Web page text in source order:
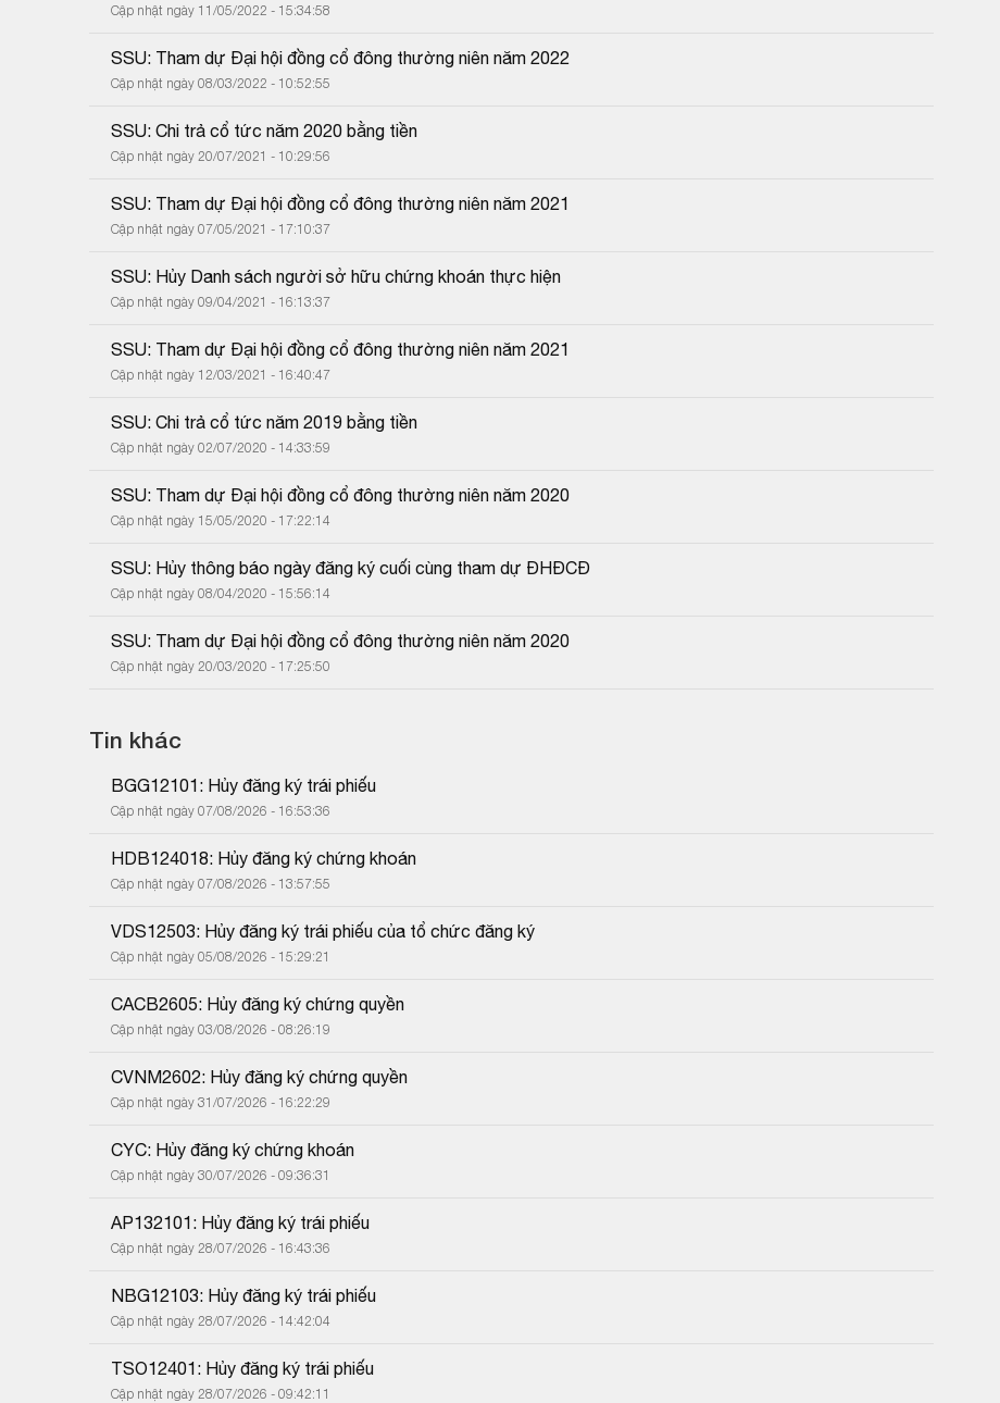
Cập nhật ngày 11/05/2022 - 15:34:58
SSU: Tham dự Đại hội đồng cổ đông thường niên năm 2022
Cập nhật ngày 08/03/2022 - 10:52:55
SSU: Chi trả cổ tức năm 2020 bằng tiền
Cập nhật ngày 20/07/2021 - 10:29:56
SSU: Tham dự Đại hội đồng cổ đông thường niên năm 2021
Cập nhật ngày 07/05/2021 - 17:10:37
SSU: Hủy Danh sách người sở hữu chứng khoán thực hiện
Cập nhật ngày 09/04/2021 - 16:13:37
SSU: Tham dự Đại hội đồng cổ đông thường niên năm 2021
Cập nhật ngày 12/03/2021 - 16:40:47
SSU: Chi trả cổ tức năm 2019 bằng tiền
Cập nhật ngày 02/07/2020 - 14:33:59
SSU: Tham dự Đại hội đồng cổ đông thường niên năm 2020
Cập nhật ngày 15/05/2020 - 17:22:14
SSU: Hủy thông báo ngày đăng ký cuối cùng tham dự ĐHĐCĐ
Cập nhật ngày 08/04/2020 - 15:56:14
SSU: Tham dự Đại hội đồng cổ đông thường niên năm 2020
Cập nhật ngày 20/03/2020 - 17:25:50
Tin khác
BGG12101: Hủy đăng ký trái phiếu
Cập nhật ngày 07/08/2026 - 16:53:36
HDB124018: Hủy đăng ký chứng khoán
Cập nhật ngày 07/08/2026 - 13:57:55
VDS12503: Hủy đăng ký trái phiếu của tổ chức đăng ký
Cập nhật ngày 05/08/2026 - 15:29:21
CACB2605: Hủy đăng ký chứng quyền
Cập nhật ngày 03/08/2026 - 08:26:19
CVNM2602: Hủy đăng ký chứng quyền
Cập nhật ngày 31/07/2026 - 16:22:29
CYC: Hủy đăng ký chứng khoán
Cập nhật ngày 30/07/2026 - 09:36:31
AP132101: Hủy đăng ký trái phiếu
Cập nhật ngày 28/07/2026 - 16:43:36
NBG12103: Hủy đăng ký trái phiếu
Cập nhật ngày 28/07/2026 - 14:42:04
TSO12401: Hủy đăng ký trái phiếu
Cập nhật ngày 28/07/2026 - 09:42:11